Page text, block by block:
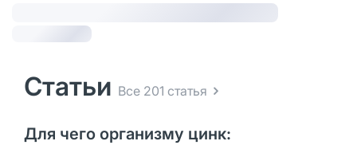
Статьи Все 201 статья
Для чего организму цинк: